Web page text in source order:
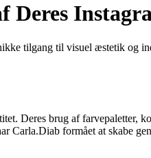
Deres
tilgang til visuel æstetik og
Deres brug af
Carla.Diab formået at skabe